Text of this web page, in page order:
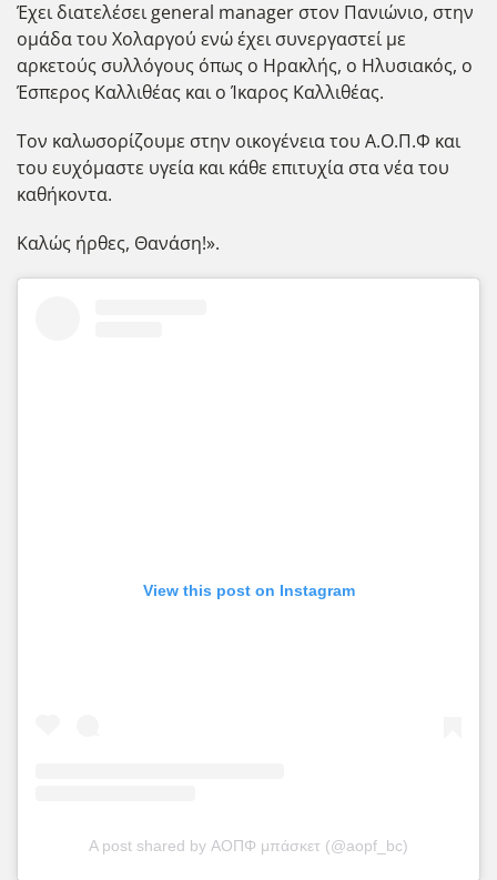
Έχει διατελέσει general manager στον Πανιώνιο, στην
ομάδα του Χολαργού ενώ έχει συνεργαστεί με
αρκετούς συλλόγους όπως ο Ηρακλής, ο Ηλυσιακός, ο
Έσπερος Καλλιθέας και ο Ίκαρος Καλλιθέας.
Τον καλωσορίζουμε στην οικογένεια του Α.Ο.Π.Φ και
του ευχόμαστε υγεία και κάθε επιτυχία στα νέα του
καθήκοντα.
Καλώς ήρθες, Θανάση!».
View this post on Instagram
A post shared by ΑΟΠΦ μπάσκετ (@aopf_bc)